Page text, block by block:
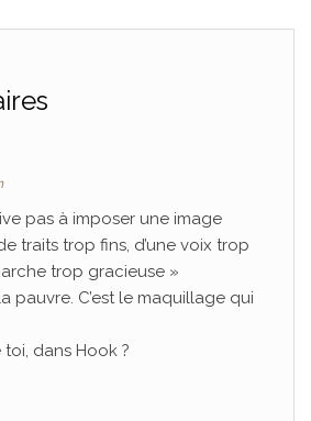
pas à imposer une image
traits trop fins, d’une voix trop
trop gracieuse »
pauvre. C’est le maquillage qui
toi, dans Hook ?